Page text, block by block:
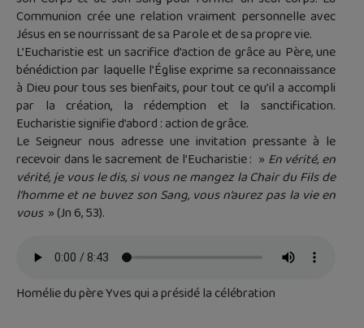
Communion crée une relation vraiment personnelle avec
Jésus en se nourrissant de sa Parole et de sa propre vie.
L’Eucharistie est un sacrifice d’action de grâce au Père, une
bénédiction par laquelle l’Église exprime sa reconnaissance
à Dieu pour tous ses bienfaits, pour tout ce qu’il a accompli
par la création, la rédemption et la sanctification.
Eucharistie signifie d’abord : action de grâce.
Le Seigneur nous adresse une invitation pressante à le
recevoir dans le sacrement de l’Eucharistie : » En vérité, en
vérité, je vous le dis, si vous ne mangez la Chair du Fils de
l’homme et ne buvez son Sang, vous n’aurez pas la vie en
vous» (Jn 6, 53).
Homélie du père Yves qui a présidé la célébration